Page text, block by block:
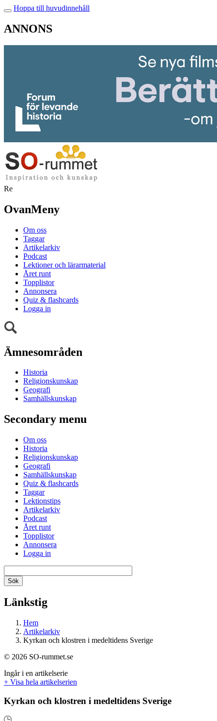
Hoppa till huvudinnehåll
ANNONS
Re
OvanMeny
Om oss
Taggar
Artikelarkiv
Podcast
Lektioner och lärarmaterial
Året runt
Topplistor
Annonsera
Quiz & flashcards
Logga in
Ämnesområden
Historia
Religionskunskap
Geografi
Samhällskunskap
Secondary menu
Om oss
Historia
Religionskunskap
Geografi
Samhällskunskap
Quiz & flashcards
Taggar
Lektionstips
Artikelarkiv
Podcast
Året runt
Topplistor
Annonsera
Logga in
Länkstig
Hem
Artikelarkiv
Kyrkan och klostren i medeltidens Sverige
© 2026 SO-rummet.se
Ingår i en artikelserie
+ Visa hela artikelserien
Kyrkan och klostren i medeltidens Sverige